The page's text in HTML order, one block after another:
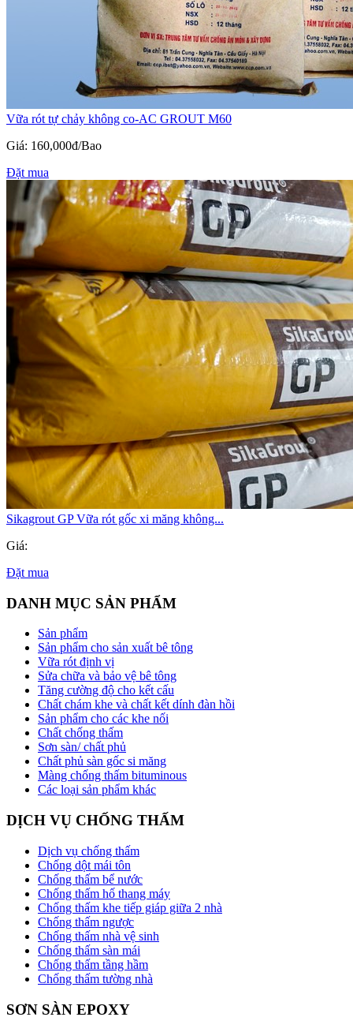
Vữa rót tự chảy không co-AC GROUT M60
Giá: 160,000đ/Bao
Đặt mua
Sikagrout GP Vữa rót gốc xi măng không...
Giá:
Đặt mua
DANH MỤC SẢN PHẨM
Sản phẩm
Sản phẩm cho sản xuất bê tông
Vữa rót định vị
Sửa chữa và bảo vệ bê tông
Tăng cường độ cho kết cấu
Chất chám khe và chất kết dính đàn hồi
Sản phẩm cho các khe nối
Chất chống thấm
Sơn sàn/ chất phủ
Chất phủ sàn gốc si măng
Màng chống thấm bituminous
Các loại sản phẩm khác
DỊCH VỤ CHỐNG THẤM
Dịch vụ chống thấm
Chống dột mái tôn
Chống thấm bể nước
Chống thấm hố thang máy
Chống thấm khe tiếp giáp giữa 2 nhà
Chống thấm ngược
Chống thấm nhà vệ sinh
Chống thấm sàn mái
Chống thấm tầng hầm
Chống thấm tường nhà
SƠN SÀN EPOXY